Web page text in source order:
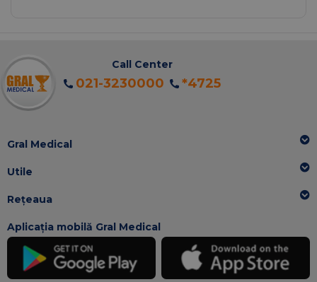
Call Center
021-3230000 *4725
Gral Medical
Utile
Rețeaua
Aplicația mobilă Gral Medical